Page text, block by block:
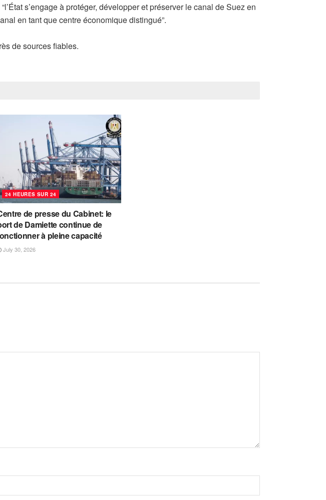
s’engage à protéger, développer et préserver le canal de Suez en
en tant que centre économique distingué”.
de sources fiables.
24 HEURES SUR 24
de presse du Cabinet: le
de Damiette continue de
à pleine capacité
July 30, 2026